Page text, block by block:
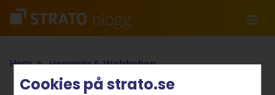
Hem
Hemsida & Webbshop
Produktnyhet: Skapa en egen hemsida på några
Cookies på strato.se